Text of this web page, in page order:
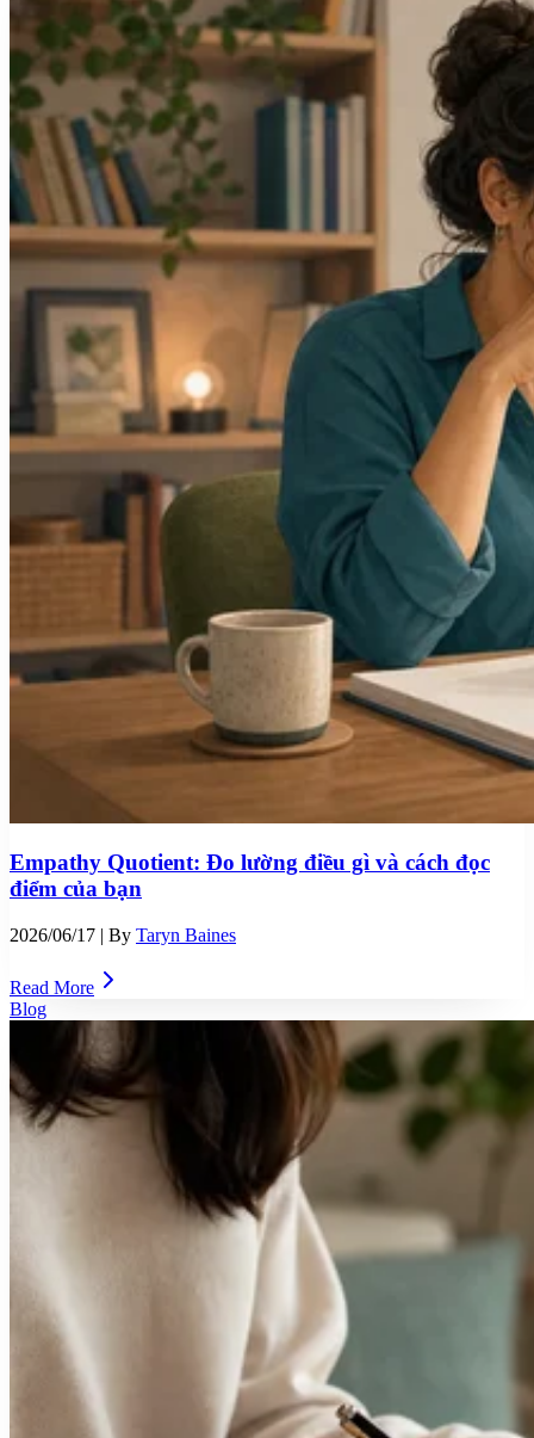
Empathy Quotient: Đo lường điều gì và cách đọc
điểm của bạn
2026/06/17 | By Taryn Baines
Read More
Blog